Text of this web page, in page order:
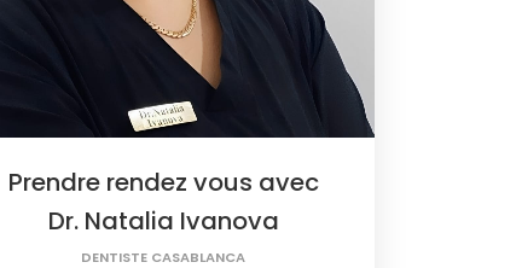
Prendre rendez vous avec
Dr. Natalia Ivanova
DENTISTE CASABLANCA